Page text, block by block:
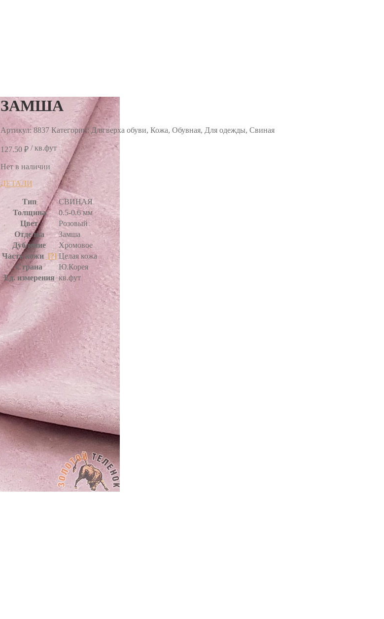
ЗАМША
Артикул:8837 Категории: Для верха обуви, Кожа, Обувная, Для одежды, Свиная
127.50 ₽/ кв.фут
Нет в наличии
ДЕТАЛИ
Тип
СВИНАЯ
Толщина
0.5-0.6 мм
Цвет
Розовый
Отделка
Замша
Дубление
Хромовое
Часть кожи [?] Целая кожа
Страна
Ю.Корея
Ед. измерения кв.фут
АППРЕТУРА ДЛЯ КОЖИ